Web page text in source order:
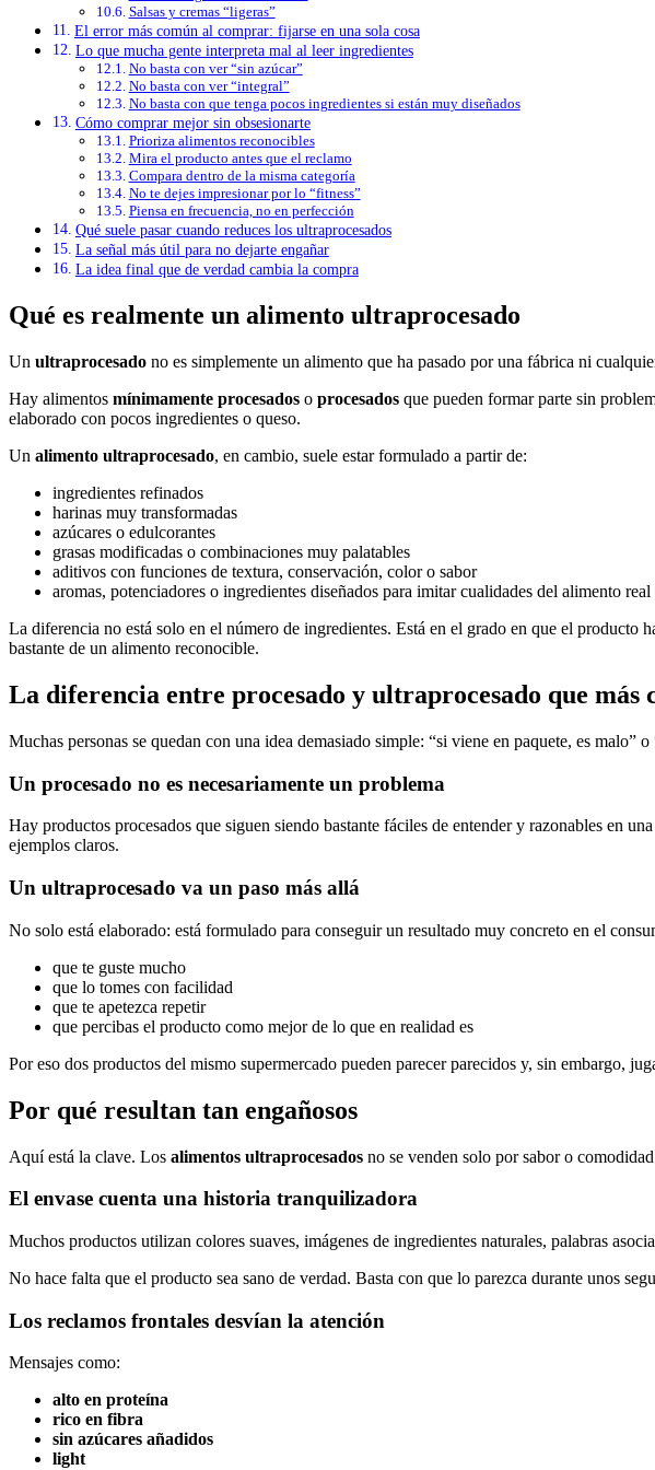
Salsas y cremas “ligeras”
El error más común al comprar: fijarse en una sola cosa
Lo que mucha gente interpreta mal al leer ingredientes
No basta con ver “sin azúcar”
No basta con ver “integral”
No basta con que tenga pocos ingredientes si están muy diseñados
Cómo comprar mejor sin obsesionarte
Prioriza alimentos reconocibles
Mira el producto antes que el reclamo
Compara dentro de la misma categoría
No te dejes impresionar por lo “fitness”
Piensa en frecuencia, no en perfección
Qué suele pasar cuando reduces los ultraprocesados
La señal más útil para no dejarte engañar
La idea final que de verdad cambia la compra
Qué es realmente un alimento ultraprocesado
Un ultraprocesado no es simplemente un alimento que ha pasado por una fábrica ni
Hay alimentos mínimamente procesados o procesados que pueden formar parte sin
elaborado con pocos ingredientes o queso.
Un alimento ultraprocesado, en cambio, suele estar formulado a partir de:
ingredientes refinados
harinas muy transformadas
azúcares o edulcorantes
grasas modificadas o combinaciones muy palatables
aditivos con funciones de textura, conservación, color o sabor
aromas, potenciadores o ingredientes diseñados para imitar cualidades del alimento real
La diferencia no está solo en el número de ingredientes. Está en el grado en que el producto
bastante de un alimento reconocible.
La diferencia entre procesado y ultraprocesado que más
Muchas personas se quedan con una idea demasiado simple: “si viene en paquete, es
Un procesado no es necesariamente un problema
Hay productos procesados que siguen siendo bastante fáciles de entender y razonables en
ejemplos claros.
Un ultraprocesado va un paso más allá
No solo está elaborado: está formulado para conseguir un resultado muy concreto en el
que te guste mucho
que lo tomes con facilidad
que te apetezca repetir
que percibas el producto como mejor de lo que en realidad es
Por eso dos productos del mismo supermercado pueden parecer parecidos y, sin embargo,
Por qué resultan tan engañosos
Aquí está la clave. Los alimentos ultraprocesados no se venden solo por sabor o
El envase cuenta una historia tranquilizadora
Muchos productos utilizan colores suaves, imágenes de ingredientes naturales, palabras
No hace falta que el producto sea sano de verdad. Basta con que lo parezca durante unos
Los reclamos frontales desvían la atención
Mensajes como:
alto en proteína
rico en fibra
sin azúcares añadidos
light